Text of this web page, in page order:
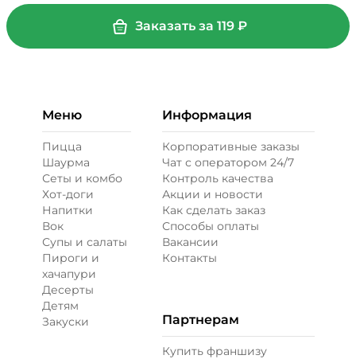
Заказать за 119 ₽
Меню
Пицца
Шаурма
Сеты и комбо
Хот-доги
Напитки
Вок
Супы и салаты
Пироги и
хачапури
Десерты
Детям
Закуски
Информация
Корпоративные заказы
Чат с оператором 24/7
Контроль качества
Акции и новости
Как сделать заказ
Способы оплаты
Вакансии
Контакты
Партнерам
Купить франшизу